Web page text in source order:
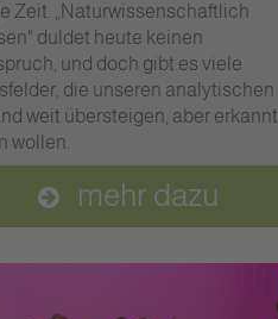
Zeit. „Naturwissenschaftlich
duldet heute keinen
und doch gibt es viele
die unseren analytischen
weit übersteigen, aber erkannt
wollen.
mehr dazu